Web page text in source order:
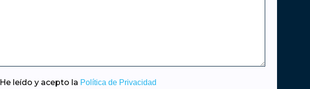
He leído y acepto la Política de Privacidad